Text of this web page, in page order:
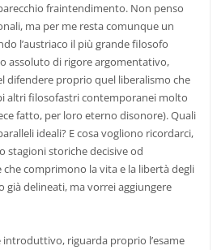
fraintendimento. Non penso
ma per me resta comunque un
l’austriaco il più grande filosofo
assoluto di rigore argomentativo,
difendere proprio quel liberalismo che
altri filosofastri contemporanei molto
fatto, per loro eterno disonore). Quali
ideali? E cosa vogliono ricordarci,
stagioni storiche decisive od
comprimono la vita e la libertà degli
già delineati, ma vorrei aggiungere
riguarda proprio l’esame